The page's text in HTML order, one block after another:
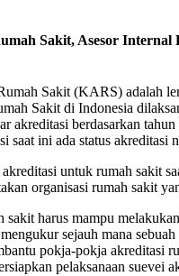
Sakit, Asesor Internal
Sakit (KARS) adalah
Sakit di Indonesia
akreditasi berdasarkan
ini ada status
untuk rumah
organisasi rumah sakit
harus mampu
sejauh mana
pokja-pokja
pelaksanaan